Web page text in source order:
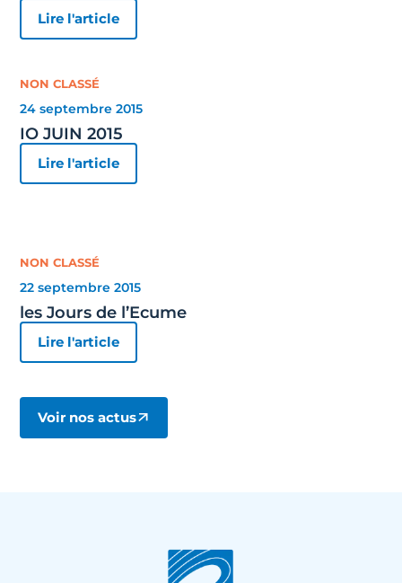
Lire l'article
NON CLASSÉ
24 septembre 2015
IO JUIN 2015
Lire l'article
NON CLASSÉ
22 septembre 2015
les Jours de l’Ecume
Lire l'article
Voir nos actus